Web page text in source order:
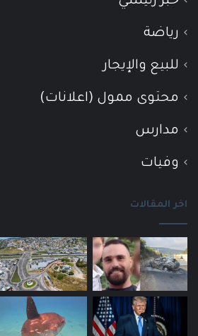
رياضة
للبيع والإيجار
محتوى ممول (اعلانات)
مدارس
وفيات
اخر المقالات